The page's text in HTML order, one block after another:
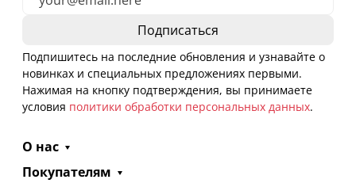
Подпишитесь на последние обновления и узнавайте о
новинках и специальных предложениях первыми.
Нажимая на кнопку подтверждения, вы принимаете
условия политики обработки персональных данных.
О нас
Покупателям